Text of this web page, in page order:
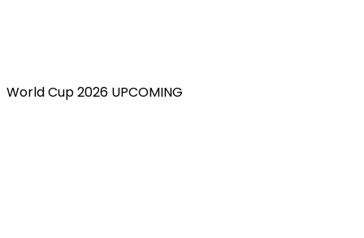
World Cup 2026 UPCOMING